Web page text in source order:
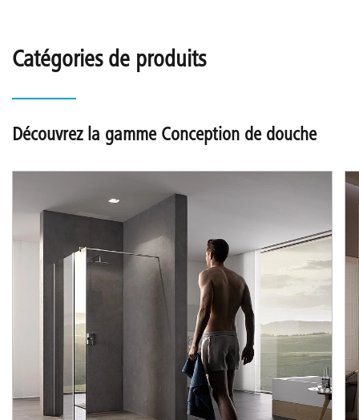
Catégories de produits
Découvrez la gamme Conception de douche